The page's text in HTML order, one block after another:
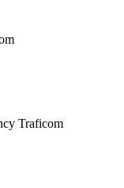
Traficom